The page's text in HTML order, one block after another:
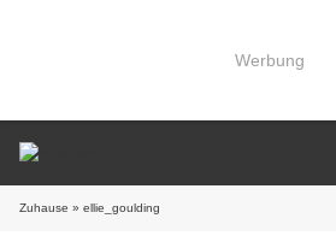
Werbung
Zuhause » ellie_goulding